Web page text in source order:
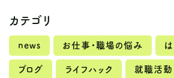
カテゴリ
news お仕事・職場の悩み は
ブログ ライフハック 就職活動